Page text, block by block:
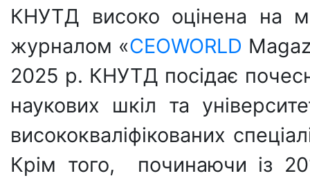
КНУТД високо оцінена на
журналом «CEOWORLD
2025 р. КНУТД посідає
наукових шкіл та
висококваліфікованих
Крім того, починаючи із